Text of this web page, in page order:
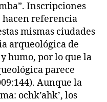
Inscripciones
hacen referencia
mismas ciudades
arqueológica de
humo, por lo que la
parece
Aunque la
ochk’ahk’, los